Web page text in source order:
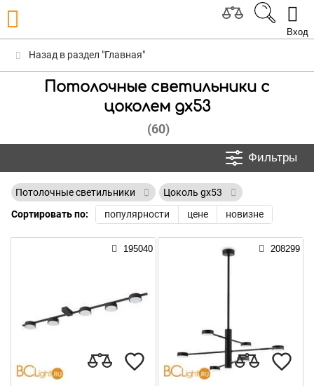
Вход
Назад в раздел "Главная"
Потолочные светильники с
цоколем gx53
(60)
Фильтры
Потолочные светильники
Цоколь gx53
Сортировать по:
популярности цене новизне
195040 208299